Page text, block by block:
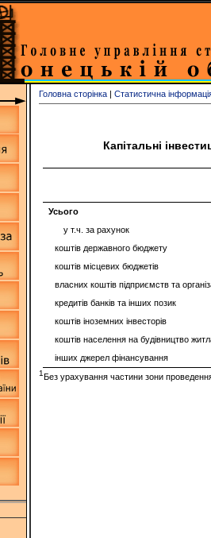
Головна сторінка | Статистична
Капітальні
Усього
у т.ч. за рахунок
коштів державного бюджету
коштів місцевих бюджетів
власних коштів підприємств та
кредитів банків та інших позик
коштів іноземних інвесторів
коштів населення на будівництво
інших джерел фінансування
1Без урахування частини зони